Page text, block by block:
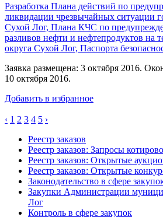
Разработка Плана действий по
ликвидации чрезвычайных ситуации
Сухой Лог, Плана КЧС по
разливов нефти и нефтепродуктов на
округа Сухой Лог, Паспорта
Заявка размещена: 3 октября 2016.
10 октября 2016.
Добавить в избранное
‹ 1 2 3 4 5 ›
Реестр заказов
Реестр заказов: Запросы
Реестр заказов: Открытые
Реестр заказов: Открытые
Законодательство в сфере
Закупки Администрации
Лог
Контроль в сфере закупок